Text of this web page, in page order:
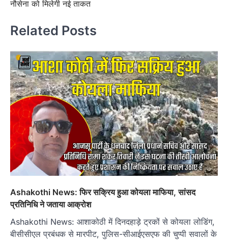
नौसेना को मिलेगी नई ताकत
Related Posts
Ashakothi News: फिर सक्रिय हुआ कोयला माफिया, सांसद
प्रतिनिधि ने जताया आक्रोश
Ashakothi News: आशाकोठी में दिनदहाड़े ट्रकों से कोयला लोडिंग,
बीसीसीएल प्रबंधक से मारपीट, पुलिस-सीआईएसएफ की चुप्पी सवालों के